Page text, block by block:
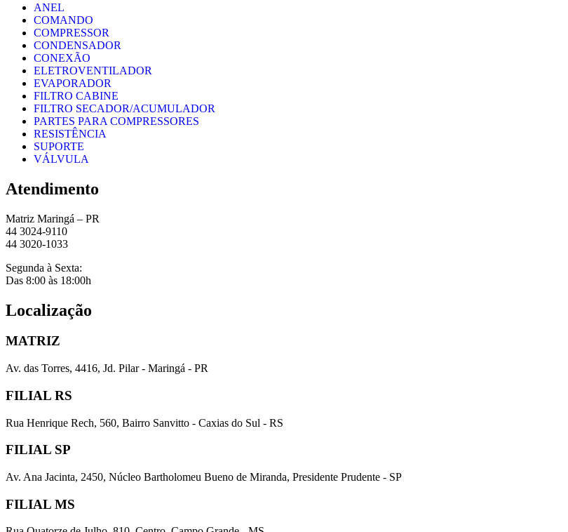
ANEL
COMANDO
COMPRESSOR
CONDENSADOR
CONEXÃO
ELETROVENTILADOR
EVAPORADOR
FILTRO CABINE
FILTRO SECADOR/ACUMULADOR
PARTES PARA COMPRESSORES
RESISTÊNCIA
SUPORTE
VÁLVULA
Atendimento
Matriz Maringá – PR
44 3024-9110
44 3020-1033
Segunda à Sexta:
Das 8:00 às 18:00h
Localização
MATRIZ
Av. das Torres, 4416, Jd. Pilar - Maringá - PR
FILIAL RS
Rua Henrique Rech, 560, Bairro Sanvitto - Caxias do Sul - RS
FILIAL SP
Av. Ana Jacinta, 2450, Núcleo Bartholomeu Bueno de Miranda, Presidente Prudente - SP
FILIAL MS